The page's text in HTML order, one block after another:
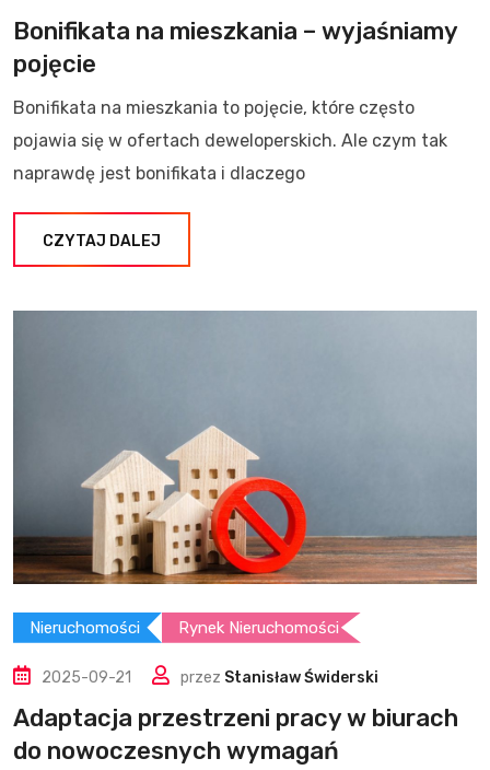
Bonifikata na mieszkania – wyjaśniamy
pojęcie
Bonifikata na mieszkania to pojęcie, które często
pojawia się w ofertach deweloperskich. Ale czym tak
naprawdę jest bonifikata i dlaczego
CZYTAJ DALEJ
Nieruchomości Rynek Nieruchomości
2025-09-21 przez Stanisław Świderski
Adaptacja przestrzeni pracy w biurach
do nowoczesnych wymagań